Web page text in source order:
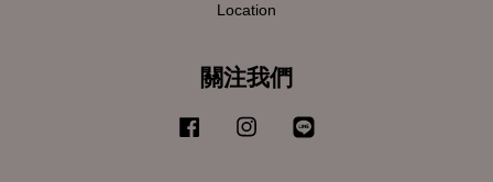
Location
關注我們
Facebook Instagram